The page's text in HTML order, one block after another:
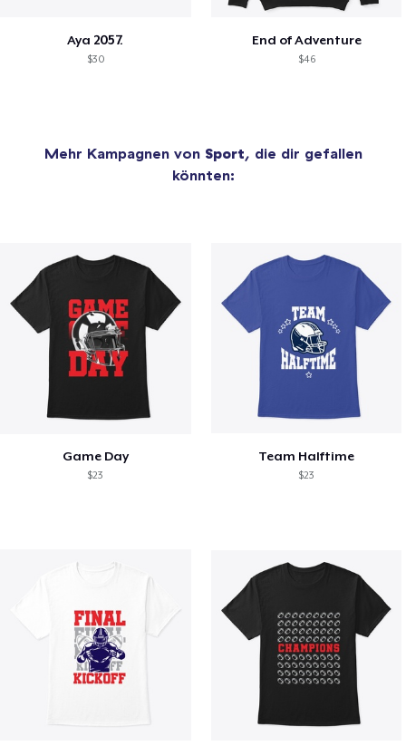
Aya 2057.
$30
End of Adventure
$46
Mehr Kampagnen von Sport, die dir gefallen
könnten:
Game Day
$23
Team Halftime
$23